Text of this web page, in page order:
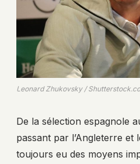
Leonard Zhukovsky /
De la sélection espagnole
passant par l’Angleterre et
toujours eu des moyens